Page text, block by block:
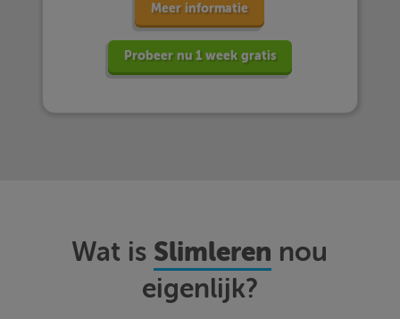
Meer informatie
Probeer nu 1 week gratis
Wat is Slimleren nou
eigenlijk?